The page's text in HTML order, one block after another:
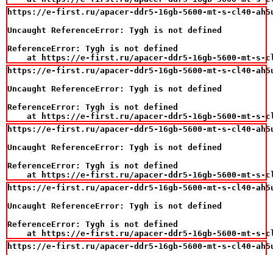
https://e-first.ru/apacer-ddr5-16gb-5600-mt-s-cl40-
Uncaught ReferenceError: Tygh is not defined
ReferenceError: Tygh is not defined
at https://e-first.ru/apacer-ddr5-16gb-5600-mt-s-
https://e-first.ru/apacer-ddr5-16gb-5600-mt-s-cl40-
Uncaught ReferenceError: Tygh is not defined
ReferenceError: Tygh is not defined
at https://e-first.ru/apacer-ddr5-16gb-5600-mt-s-
https://e-first.ru/apacer-ddr5-16gb-5600-mt-s-cl40-
Uncaught ReferenceError: Tygh is not defined
ReferenceError: Tygh is not defined
at https://e-first.ru/apacer-ddr5-16gb-5600-mt-s-
https://e-first.ru/apacer-ddr5-16gb-5600-mt-s-cl40-
Uncaught ReferenceError: Tygh is not defined
ReferenceError: Tygh is not defined
at https://e-first.ru/apacer-ddr5-16gb-5600-mt-s-
https://e-first.ru/apacer-ddr5-16gb-5600-mt-s-cl40-